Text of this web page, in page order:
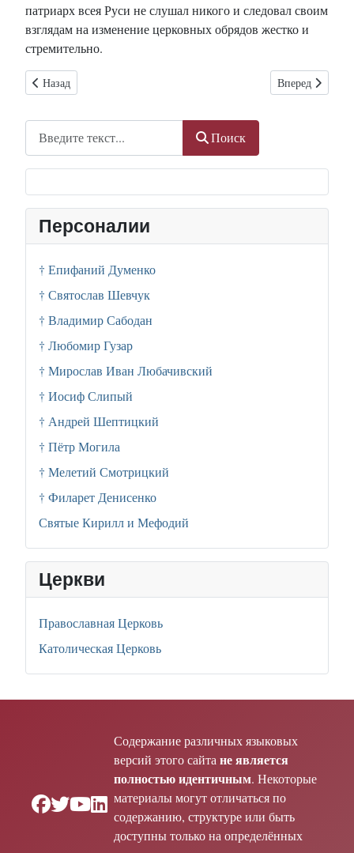
Поиск
Поиск
Персоналии
† Епифаний Думенко
† Святослав Шевчук
† Владимир Сабодан
† Любомир Гузар
† Мирослав Иван Любачивский
† Иосиф Слипый
† Андрей Шептицкий
† Пётр Могила
† Мелетий Смотрицкий
† Филарет Денисенко
Святые Кирилл и Мефодий
Церкви
Православная Церковь
Католическая Церковь
патриарх всея Руси не слушал никого и следовал своим
взглядам на изменение церковных обрядов жестко и
стремительно.
Предыдущий: Греко-Католическая Церковь в Российской
Назад Следующий:
Вперед
Содержание различных языковых
версий этого сайта не является
полностью идентичным. Некоторые
материалы могут отличаться по
содержанию, структуре или быть
доступны только на определённых